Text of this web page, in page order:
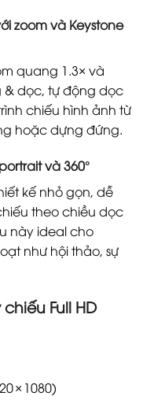
zoom và Keystone
quang 1.3× và
& dọc, tự động dọc
chiếu hình ảnh từ
hoặc dựng đứng.
và 360°
kế nhỏ gọn, dễ
theo chiều dọc
này ideal cho
như hội thảo, sự
Full HD
× 1080)